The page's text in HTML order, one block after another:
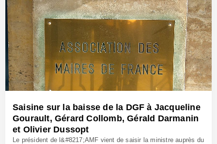
Saisine sur la baisse de la DGF à Jacqueline
Gourault, Gérard Collomb, Gérald Darmanin
et Olivier Dussopt
Le président de l&#8217;AMF vient de saisir la ministre auprès du